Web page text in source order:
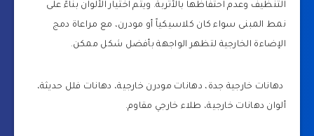
التنظيف وعدم احتفاظها بالأتربة. ويتم اختيار الألوان بناءً على
نمط المبنى سواء كان كلاسيكياً أو مودرن، مع مراعاة دمج
الإضاءة الخارجية لتظهر الواجهة بأفضل شكل ممكن.
دهانات خارجية جدة، دهانات مودرن خارجية، دهانات فلل حديثة،
ألوان دهانات خارجية، طلاء خارجي مقاوم.